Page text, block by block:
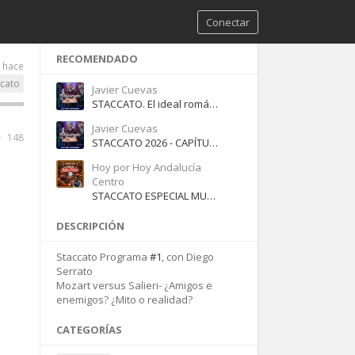
Conectar
148
RECOMENDADO
Javier Cuevas
STACCATO. El ideal romántico. Perdición y a la vez salvación de un genio
Javier Cuevas
STACCATO 2026 - CAPÍTULO 1. LA TRAGICÓMICA MUERTE DE LULLY
Hoy por Hoy Andalucía
Centro
STACCATO ESPECIAL MUSICA NAVIDEÑA
DESCRIPCIÓN
Staccato Programa #1, con Diego
Serrato
Mozart versus Salieri- ¿Amigos e
enemigos? ¿Mito o realidad?
CATEGORÍAS